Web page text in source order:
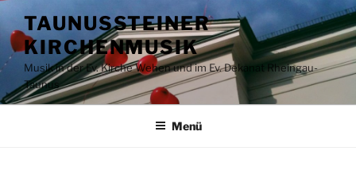
Inhalt
springen
TAUNUSSTEINER
KIRCHENMUSIK
Musik in der Ev. Kirche Wehen und im Ev. Dekanat Rheingau-
Taunus
Menü